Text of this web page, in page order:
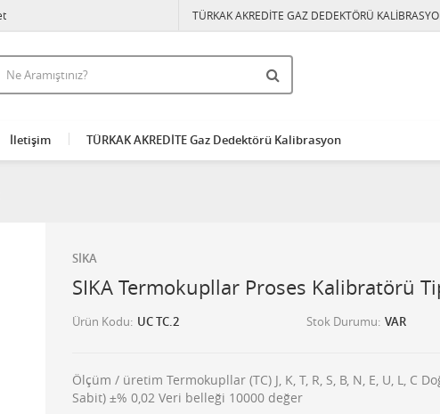
TÜRKAK AKREDİTE GAZ DEDEKTÖRÜ
İletişim TÜRKAK AKREDİTE Gaz Dedektörü Kalibrasyon
SİKA
SIKA Termokupllar Proses Kalibratörü
Ürün Kodu UC TC.2 Stok Durumu VAR
Ölçüm / üretim Termokupllar (TC) J, K, T, R, S, B, N, E, U, L, C
Sabit) ±% 0,02 Veri belleği 10000 değer